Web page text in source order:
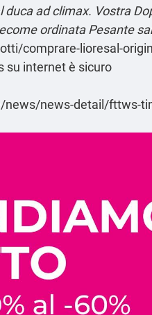
duca ad climax. Vostra
ordinata Pesante
comprare-lioresal-
su internet è sicuro
news-detail/fttws-